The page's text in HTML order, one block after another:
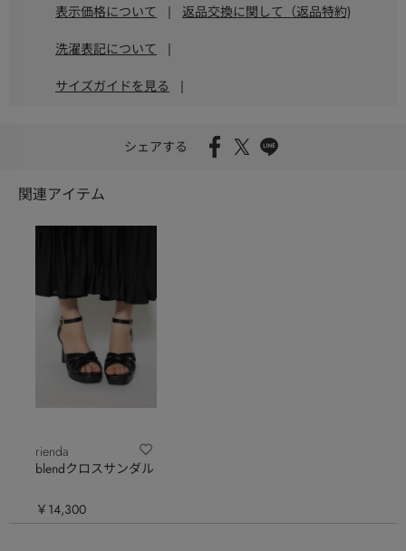
表示価格について | 返品交換に関して（返品特約)
洗濯表記について |
サイズガイドを見る |
シェアする
関連アイテム
rienda
blendクロスサンダル
￥14,300